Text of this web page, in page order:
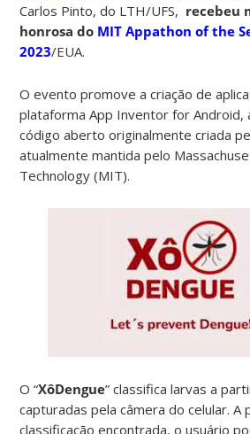
Carlos Pinto, do LTH/UFS, recebeu
honrosa do MIT Appathon of the
2023/EUA.
O evento promove a criação de
plataforma App Inventor for Android,
código aberto originalmente criada
atualmente mantida pelo
Technology (MIT).
O “XôDengue” classifica larvas a
capturadas pela câmera do celular. A
classificação encontrada, o usuário